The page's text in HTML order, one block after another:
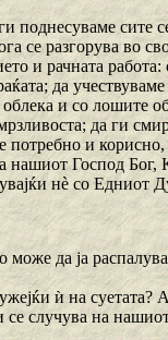
поднесуваме сите
се разгорува во
и рачната
да
и со лошите
да ги
потребно и
нашиот Господ
нѐ со Едниот
може да ја
ѝ на
случува на